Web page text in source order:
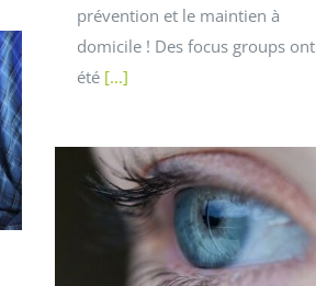
prévention et le maintien à
domicile ! Des focus groups ont
été [...]